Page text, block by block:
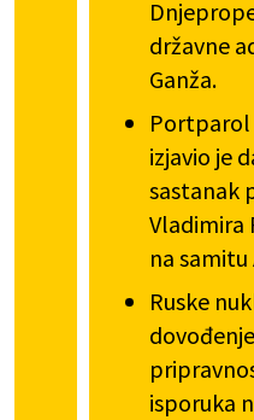
državne
Ganža.
Portparol
izjavio je
sastanak
Vladimira
na samitu
Ruske
isporuka